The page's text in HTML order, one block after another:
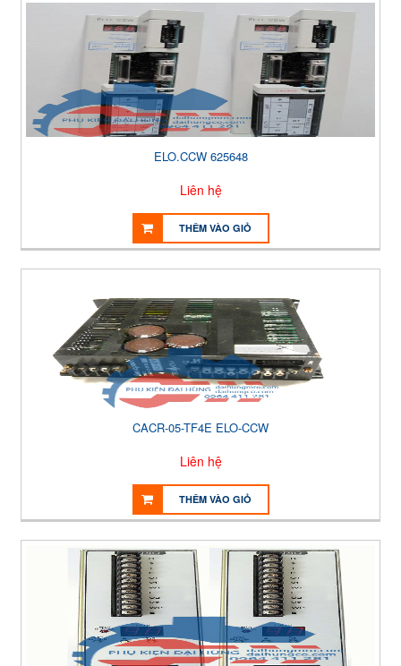
ELO.CCW 625648
Liên hệ
THÊM VÀO GIỎ
CACR-05-TF4E ELO-CCW
Liên hệ
THÊM VÀO GIỎ